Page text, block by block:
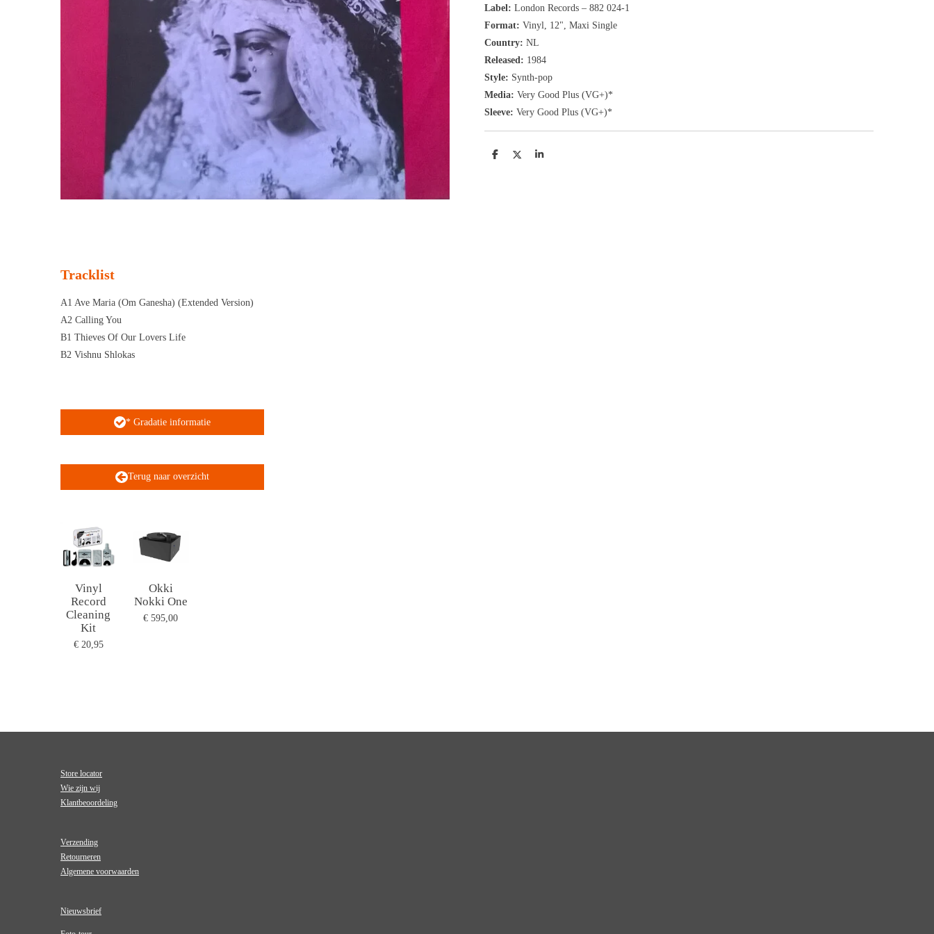
Label: London Records ‎– 882 024-1
Format: Vinyl, 12" , Maxi Single
Country: NL
Released: 1984
Style: Synth-pop
Media: Very Good Plus (VG+)*
Sleeve: Very Good Plus (VG+)*
D
D
S
Tracklist
A1 Ave Maria (Om Ganesha) (Extended Version)
A2 Calling You
B1 Thieves Of Our Lovers Life
B2 Vishnu Shlokas
* Gradatie informatie
Terug naar overzicht
Vinyl
Record
Cleaning
Kit
€ 20,95
Okki
Nokki One
€ 595,00
Store locator
Wie zijn wij
Klantbeoordeling
Verzending
Retourneren
Algemene voorwaarden
Nieuwsbrief